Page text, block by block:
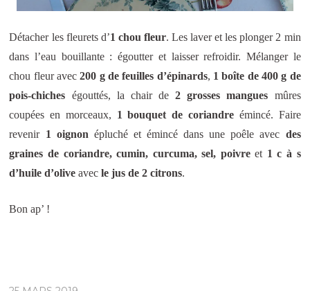
Détacher les fleurets d’1 chou fleur. Les laver et les plonger 2 min
dans l’eau bouillante : égoutter et laisser refroidir. Mélanger le
chou fleur avec200 g de feuilles d’épinards, 1 boîte de 400 g de
pois-chiches égouttés, la chair de2 grosses mangues mûres
coupées en morceaux, 1 bouquet de coriandre émincé. Faire
revenir 1 oignon épluché et émincé dans une poêle avec des
graines de coriandre, cumin, curcuma, sel, poivreet 1 c à s
d’huile d’oliveavecle jus de 2 citrons.
Bon ap’ !